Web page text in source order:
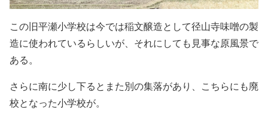
この旧平瀬小学校は今では稲文醸造として径山寺味噌の製
造に使われているらしいが、それにしても見事な原風景で
ある。
さらに南に少し下るとまた別の集落があり、こちらにも廃
校となった小学校が。